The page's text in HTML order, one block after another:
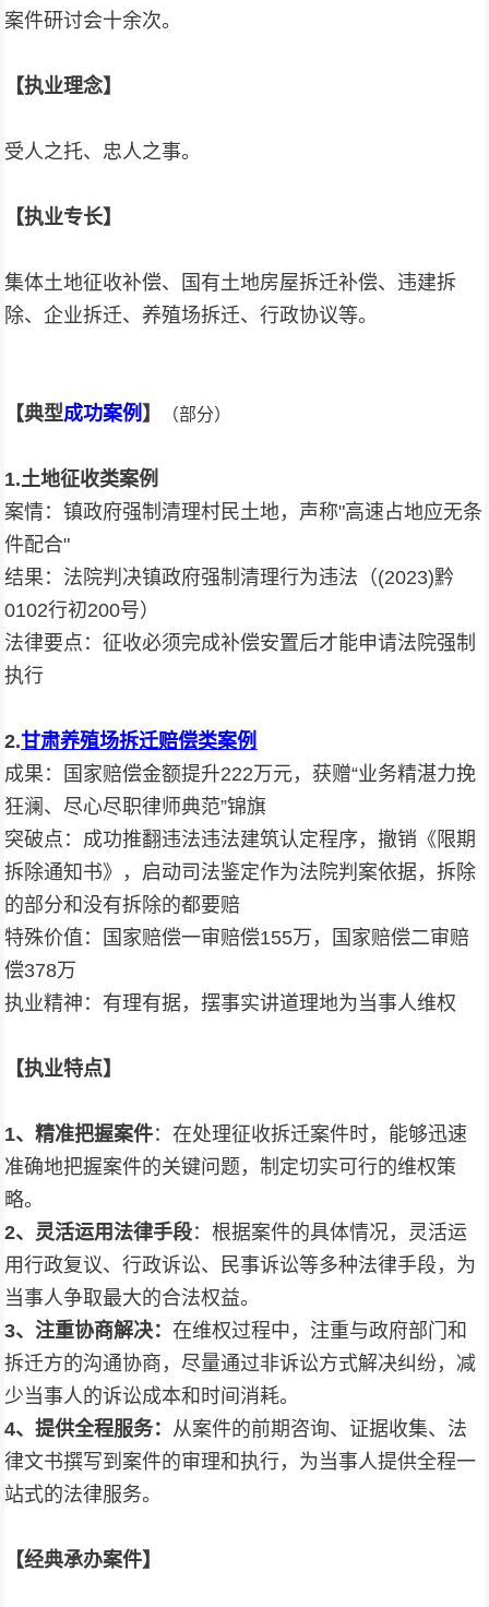
案件研讨会十余次。
【执业理念】
受人之托、忠人之事。
【执业专长】
集体土地征收补偿、国有土地房屋拆迁补偿、违建拆
除、企业拆迁、养殖场拆迁、行政协议等。
【典型成功案例 】 （部分）
1.土地征收类案例
案情：镇政府强制清理村民土地，声称"高速占地应无条
件配合"
结果：法院判决镇政府强制清理行为违法（(2023)黔
0102行初200号）
法律要点：征收必须完成补偿安置后才能申请法院强制
执行
2.甘肃养殖场拆迁赔偿类案例
成果：国家赔偿金额提升222万元，获赠“业务精湛力挽
狂澜、尽心尽职律师典范”锦旗
突破点：成功推翻违法违法建筑认定程序，撤销《限期
拆除通知书》，启动司法鉴定作为法院判案依据，拆除
的部分和没有拆除的都要赔
特殊价值：国家赔偿一审赔偿155万，国家赔偿二审赔
偿378万
执业精神：有理有据，摆事实讲道理地为当事人维权
【执业特点】
1、精准把握案件：在处理征收拆迁案件时，能够迅速
准确地把握案件的关键问题，制定切实可行的维权策
略。
2、 灵活运用法律手段：根据案件的具体情况，灵活运
用行政复议、行政诉讼、民事诉讼等多种法律手段，为
当事人争取最大的合法权益。
3、注重协商解决：在维权过程中，注重与政府部门和
拆迁方的沟通协商，尽量通过非诉讼方式解决纠纷，减
少当事人的诉讼成本和时间消耗。
4、提供全程服务： 从案件的前期咨询、证据收集、法
律文书撰写到案件的审理和执行，为当事人提供全程一
站式的法律服务。
【经典承办案件】